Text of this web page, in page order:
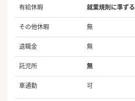
有給休暇 就業規則に準ずる
その他休暇 無
退職金 無
託児所 無
車通勤 可